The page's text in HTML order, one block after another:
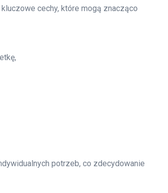
cechy, które mogą znacząco
potrzeb, co zdecydowanie